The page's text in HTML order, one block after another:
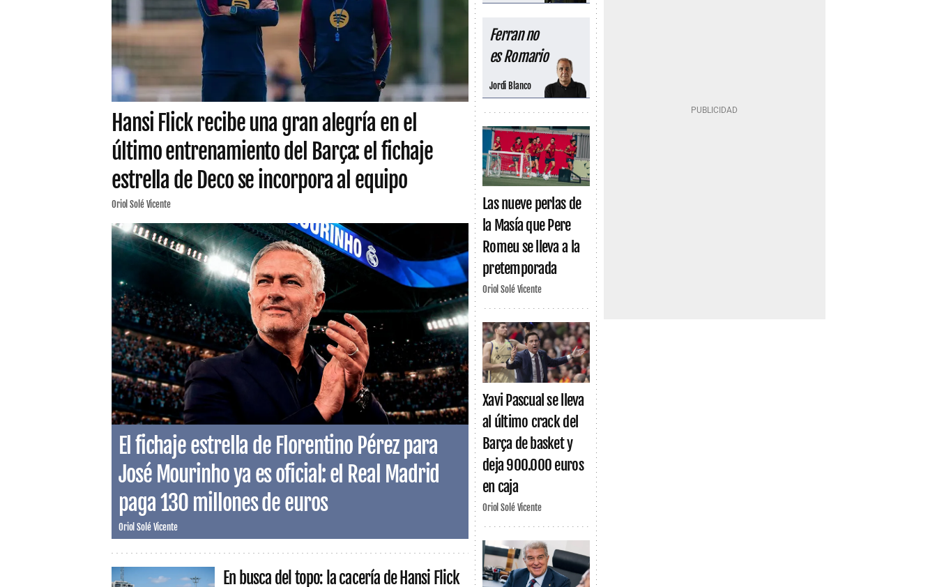
Hansi Flick recibe una gran alegría en el
último entrenamiento del Barça: el fichaje
estrella de Deco se incorpora al equipo
Oriol Solé Vicente
El fichaje estrella de Florentino Pérez para
José Mourinho ya es oficial: el Real Madrid
paga 130 millones de euros
Oriol Solé Vicente
En busca del topo: la cacería de Hansi Flick
Ferran no
es Romario
Jordi Blanco
Las nueve perlas de
la Masía que Pere
Romeu se lleva a la
pretemporada
Oriol Solé Vicente
Xavi Pascual se lleva
al último crack del
Barça de basket y
deja 900.000 euros
en caja
Oriol Solé Vicente